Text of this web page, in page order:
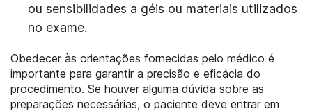
ou sensibilidades a géis ou materiais utilizados
no exame.
Obedecer às orientações fornecidas pelo médico é
importante para garantir a precisão e eficácia do
procedimento. Se houver alguma dúvida sobre as
preparações necessárias, o paciente deve entrar em